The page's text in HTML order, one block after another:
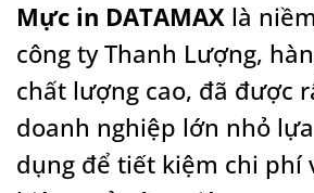
Mực in DATAMAX là
công ty Thanh Lượng,
chất lượng cao, đã được
doanh nghiệp lớn nhỏ
dụng để tiết kiệm chi phí